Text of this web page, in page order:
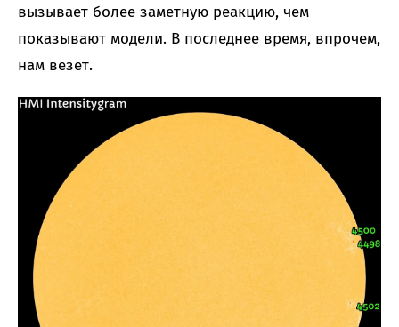
вызывает более заметную реакцию, чем
показывают модели. В последнее время, впрочем,
нам везет.